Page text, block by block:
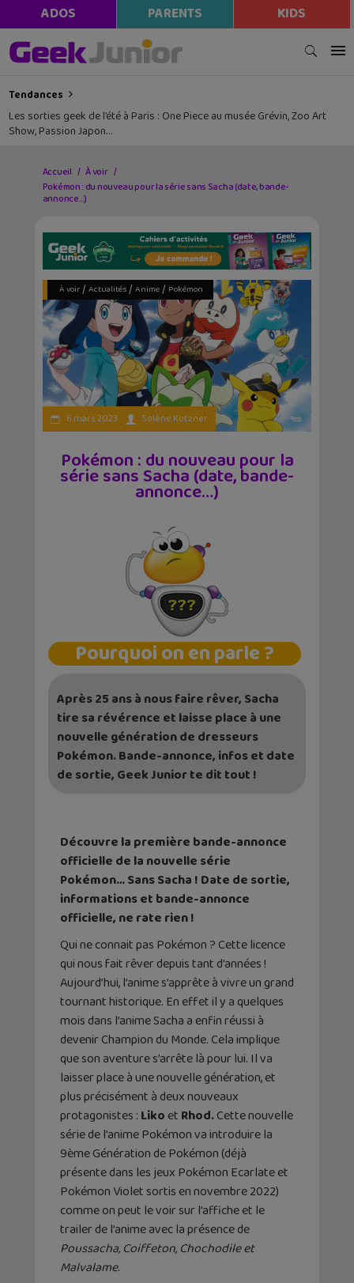
ADOS PARENTS KIDS
Tendances
Les sorties geek de l’été à Paris : One Piece au musée Grévin, Zoo Art
Show, Passion Japon…
Accueil
À voir
Pokémon : du nouveau pour la série sans Sacha (date, bande-
annonce…)
À voir/ Actualités/ Anime/ Pokémon
6 mars 2023 Solène Kutzner
Pokémon : du nouveau pour la
série sans Sacha (date, bande-
annonce…)
Pourquoi on en parle ?
Après 25 ans à nous faire rêver, Sacha
tire sa révérence et laisse place à une
nouvelle génération de dresseurs
Pokémon. Bande-annonce, infos et date
de sortie, Geek Junior te dit tout !
Découvre la première bande-annonce
officielle de la nouvelle série
Pokémon… Sans Sacha ! Date de sortie,
informations et bande-annonce
officielle, ne rate rien !
Qui ne connait pas Pokémon ? Cette licence
qui nous fait rêver depuis tant d’années !
Aujourd’hui, l’anime s’apprête à vivre un grand
tournant historique. En effet il y a quelques
mois dans l’anime Sacha a enfin réussi à
devenir Champion du Monde. Cela implique
que son aventure s’arrête là pour lui. Il va
laisser place à une nouvelle génération, et
plus précisément à deux nouveaux
protagonistes : Liko et Rhod.Cette nouvelle
série de l’anime Pokémon va introduire la
9ème Génération de Pokémon (déjà
présente dans les jeux Pokémon Ecarlate et
Pokémon Violet sortis en novembre 2022)
comme on peut le voir sur l’affiche et le
trailer de l’anime avec la présence de
Poussacha, Coiffeton, Chochodile et
Malvalame.